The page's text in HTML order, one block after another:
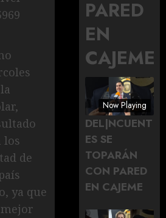
los
de
ya que
PARED
EN
CAJEME
Now Playing
DEL|NCUENT
ES SE
TOPARÁN
CON PARED
EN CAJEME